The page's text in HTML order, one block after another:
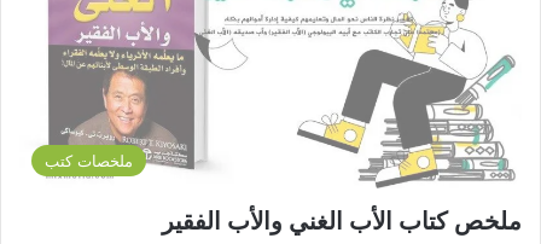
ملخصات كتب
ملخص كتاب الأب الغني والأب الفقير